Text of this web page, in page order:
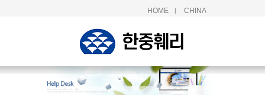
HOME | CHINA